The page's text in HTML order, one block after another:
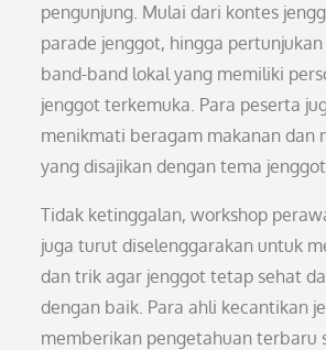
pengunjung. Mulai dari kontes
parade jenggot, hingga
band-band lokal yang memiliki
jenggot terkemuka. Para peserta
menikmati beragam makanan dan
yang disajikan dengan tema
Tidak ketinggalan, workshop
juga turut diselenggarakan untuk
dan trik agar jenggot tetap sehat
dengan baik. Para ahli kecantikan
memberikan pengetahuan terbaru